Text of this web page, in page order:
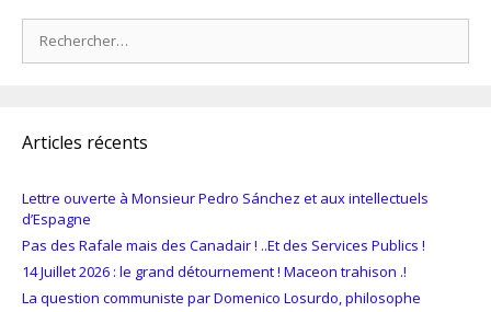
Articles récents
Lettre ouverte à Monsieur Pedro Sánchez et aux intellectuels
d’Espagne
Pas des Rafale mais des Canadair ! ..Et des Services Publics !
14 Juillet 2026 : le grand détournement ! Maceon trahison .!
La question communiste par Domenico Losurdo, philosophe